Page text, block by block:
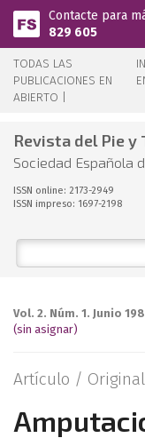
Pasar al contenido
Contacte para
829 605
TODAS LAS
PUBLICACIONES EN
ABIERTO |
Revista del Pie y
Sociedad Española
ISSN online: 2173-2949
ISSN impreso: 1697-2198
Vol. 2. Núm. 1. Junio
(sin asignar)
Artículo /